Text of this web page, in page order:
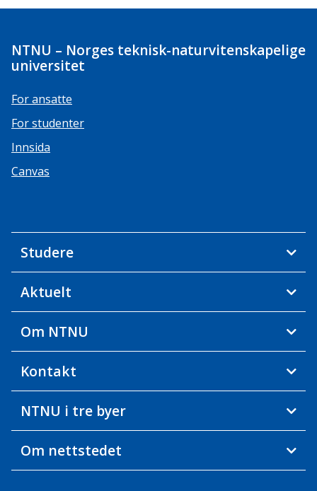
NTNU – Norges teknisk-naturvitenskapelige
universitet
For ansatte
For studenter
Innsida
Canvas
Studere
Aktuelt
Om NTNU
Kontakt
NTNU i tre byer
Om nettstedet